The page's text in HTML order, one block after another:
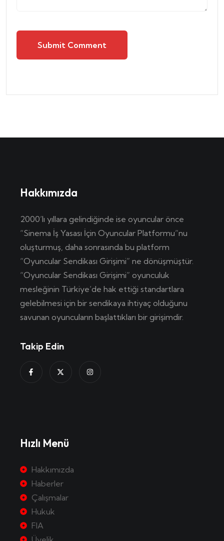
Submit Comment
Hakkımızda
2000’lı yıllara gelindiğinde ise oyuncular önce
“Sinema İş Yasası İçin Oyuncular Platformu”nu
oluşturmuş, daha sonrasında bu platform
“Oyuncular Sendikası Girişimi” ne dönüşmüştür.
“Oyuncular Sendikası Girişimi” oyunculuk
mesleğinin Türkiye’de hak ettiği standartlara
gelebilmesi için bir sendikaya ihtiyaç olduğunu
savunan oyuncuların başlattıkları bir girişimdir.
Takip Edin
Hızlı Menü
Hakkımızda
Haberler
Çalışmalar
Hukuk
FIA